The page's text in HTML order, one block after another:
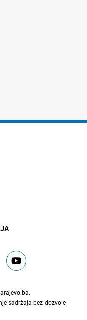
.
sadržaja bez dozvole